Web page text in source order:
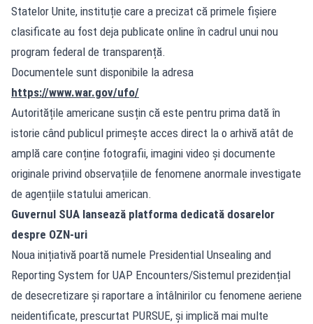
Statelor Unite, instituție care a precizat că primele fișiere
clasificate au fost deja publicate online în cadrul unui nou
program federal de transparență.
Documentele sunt disponibile la adresa
https://www.war.gov/ufo/
Autoritățile americane susțin că este pentru prima dată în
istorie când publicul primește acces direct la o arhivă atât de
amplă care conține fotografii, imagini video și documente
originale privind observațiile de fenomene anormale investigate
de agențiile statului american.
Guvernul SUA lansează platforma dedicată dosarelor
despre OZN-uri
Noua inițiativă poartă numele Presidential Unsealing and
Reporting System for UAP Encounters/Sistemul prezidențial
de desecretizare și raportare a întâlnirilor cu fenomene aeriene
neidentificate, prescurtat PURSUE, și implică mai multe